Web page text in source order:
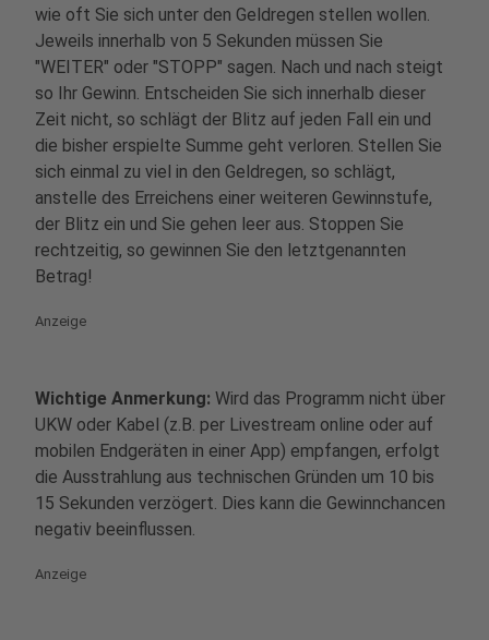
wie oft Sie sich unter den Geldregen stellen wollen.
Jeweils innerhalb von 5 Sekunden müssen Sie
"WEITER" oder "STOPP" sagen. Nach und nach steigt
so Ihr Gewinn. Entscheiden Sie sich innerhalb dieser
Zeit nicht, so schlägt der Blitz auf jeden Fall ein und
die bisher erspielte Summe geht verloren. Stellen Sie
sich einmal zu viel in den Geldregen, so schlägt,
anstelle des Erreichens einer weiteren Gewinnstufe,
der Blitz ein und Sie gehen leer aus. Stoppen Sie
rechtzeitig, so gewinnen Sie den letztgenannten
Betrag!
Anzeige
Wichtige Anmerkung: Wird das Programm nicht über
UKW oder Kabel (z.B. per Livestream online oder auf
mobilen Endgeräten in einer App) empfangen, erfolgt
die Ausstrahlung aus technischen Gründen um 10 bis
15 Sekunden verzögert. Dies kann die Gewinnchancen
negativ beeinflussen.
Anzeige